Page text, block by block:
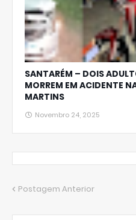
SANTARÉM – DOIS
MORREM EM ACIDENTE
MARTINS
Novembro 24, 2025
Postagem Anterior